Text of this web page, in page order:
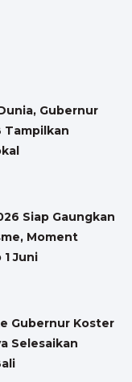
Gubernur
Tampilkan
Siap Gaungkan
Moment
Juni
Gubernur Koster
Selesaikan